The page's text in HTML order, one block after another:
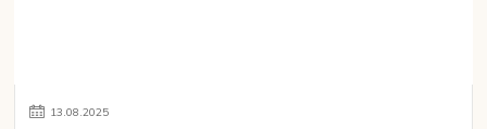
13.08.2025